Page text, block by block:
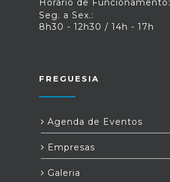
Horário de Funcionamento:
Seg. a Sex.:
8h30 - 12h30 / 14h - 17h
FREGUESIA
Agenda de Eventos
Empresas
Galeria